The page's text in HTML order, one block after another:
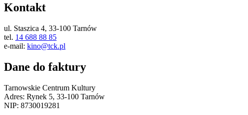
Kontakt
ul. Staszica 4, 33-100 Tarnów
tel. 14 688 88 85
e-mail: kino@tck.pl
Dane do faktury
Tarnowskie Centrum Kultury
Adres: Rynek 5, 33-100 Tarnów
NIP: 8730019281